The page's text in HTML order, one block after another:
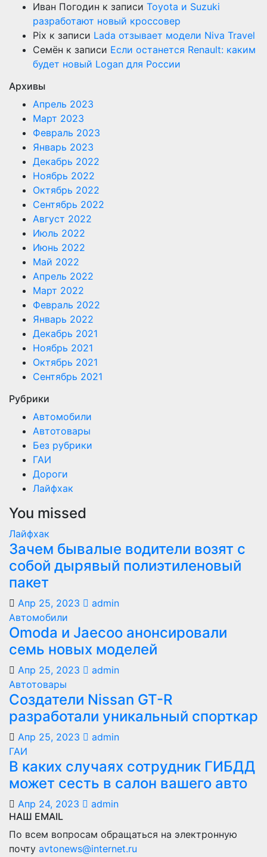
Иван Погодин к записи Toyota и Suzuki
разработают новый кроссовер
Pix к записи Lada отзывает модели Niva Travel
Семён к записи Если останется Renault: каким
будет новый Logan для России
Архивы
Апрель 2023
Март 2023
Февраль 2023
Январь 2023
Декабрь 2022
Ноябрь 2022
Октябрь 2022
Сентябрь 2022
Август 2022
Июль 2022
Июнь 2022
Май 2022
Апрель 2022
Март 2022
Февраль 2022
Январь 2022
Декабрь 2021
Ноябрь 2021
Октябрь 2021
Сентябрь 2021
Рубрики
Автомобили
Автотовары
Без рубрики
ГАИ
Дороги
Лайфхак
You missed
Лайфхак
Зачем бывалые водители возят с
собой дырявый полиэтиленовый
пакет
Апр 25, 2023
admin
Автомобили
Оmoda и Jaecoo анонсировали
семь новых моделей
Апр 25, 2023
admin
Автотовары
Создатели Nissan GT-R
разработали уникальный спорткар
Апр 25, 2023
admin
ГАИ
В каких случаях сотрудник ГИБДД
может сесть в салон вашего авто
Апр 24, 2023
admin
НАШ EMAIL
По всем вопросам обращаться на электронную
почту avtonews@internet.ru